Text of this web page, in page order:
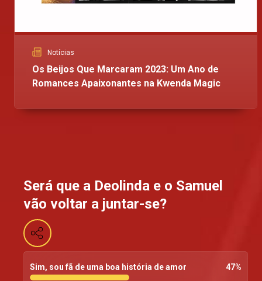
Notícias
Os Beijos Que Marcaram 2023: Um Ano de
Romances Apaixonantes na Kwenda Magic
Será que a Deolinda e o Samuel
vão voltar a juntar-se?
Sim, sou fã de uma boa história de amor 47%